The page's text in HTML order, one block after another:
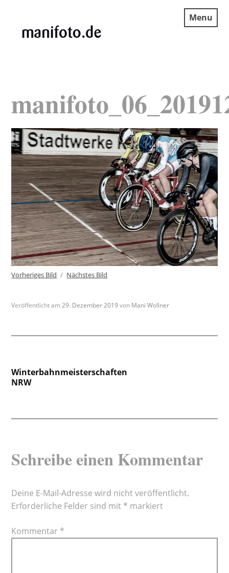
content
Menu
Vorheriges Bild Nächstes Bild
Veröffentlicht am29. Dezember 2019 von Mani Wollner
Beitragsnavigation
Winterbahnmeisterschaften
NRW
Schreibe einen Kommentar
Deine E-Mail-Adresse wird nicht veröffentlicht.
Erforderliche Felder sind mit * markiert
Kommentar *